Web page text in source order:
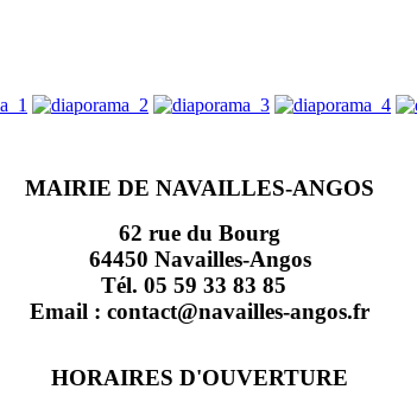
MAIRIE DE NAVAILLES-ANGOS
62 rue du Bourg
64450 Navailles-Angos
Tél. 05 59 33 83 85
Email : contact@navailles-angos.fr
HORAIRES D'OUVERTURE